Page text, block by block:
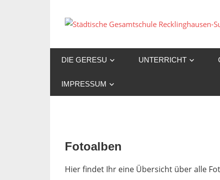
Inhalt
DIE GERESU UNTERRICHT
IMPRESSUM
Fotoalben
Hier findet Ihr eine Übersicht über alle